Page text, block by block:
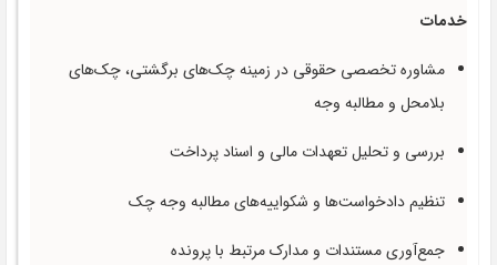
خدمات
مشاوره تخصصی حقوقی در زمینه چک‌های برگشتی، چک‌های
بلامحل و مطالبه وجه
بررسی و تحلیل تعهدات مالی و اسناد پرداخت
تنظیم دادخواست‌ها و شکواییه‌های مطالبه وجه چک
جمع‌آوری مستندات و مدارک مرتبط با پرونده